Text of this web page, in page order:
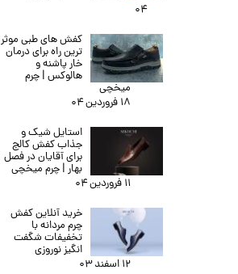
۰۴
کفش های طبی موثر
ترین راه برای درمان
خار پاشنه و
هالوکس | چرم
میخچی
۱۸ فروردین ۰۴
استایل شیک و
جذاب کفش کالج
برای آقایان در فصل
بهار | چرم میخچی
۱۱ فروردین ۰۴
خرید آنلاین کفش
چرم مردانه با
تخفیفات شگفت
انگیز نوروزی
۱۲ اسفند ۰۳